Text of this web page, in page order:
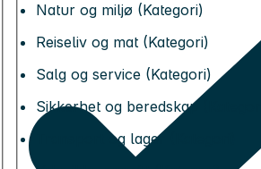
Natur og miljø (Kategori)
Reiseliv og mat (Kategori)
Salg og service (Kategori)
Sikkerhet og beredskap (Kategori)
Transport og lager (Kategori)